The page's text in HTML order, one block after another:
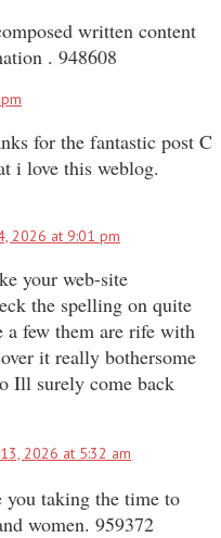
written content
. 948608
for the fantastic post C
i love this weblog.
2026 at 9:01 pm
your web-site
the spelling on quite
a few them are rife with
it really bothersome
Ill surely come back
2026 at 5:32 am
you taking the time to
women. 959372